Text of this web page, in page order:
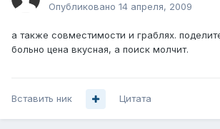
Опубликовано 14 апреля, 2009
а также совместимости и граблях.
больно цена вкусная, а поиск молчит.
Вставить ник Цитата